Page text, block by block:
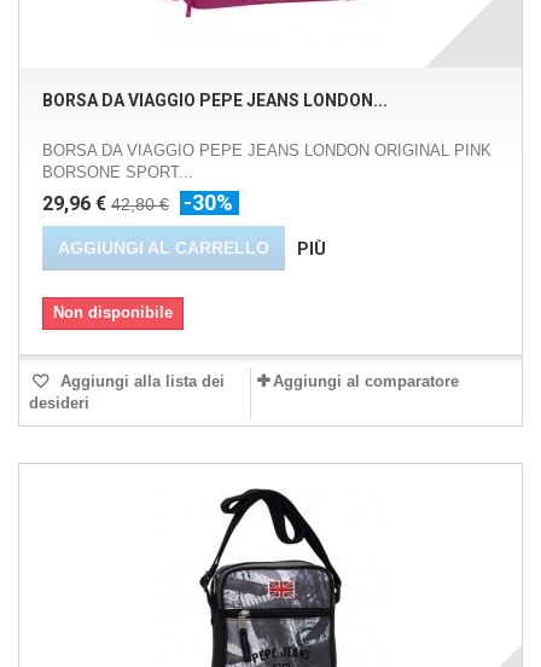
BORSA DA VIAGGIO PEPE JEANS LONDON...
BORSA DA VIAGGIO PEPE JEANS LONDON ORIGINAL PINK
BORSONE SPORT...
29,96 € 42,80 € -30%
AGGIUNGI AL CARRELLO PIÙ
Non disponibile
Aggiungi alla lista dei
desideri
Aggiungi al comparatore